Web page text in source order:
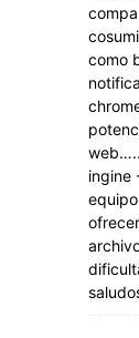
como
ingine